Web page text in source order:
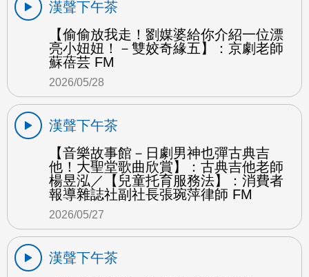
漢聲下午茶
【偷偷放我走！劉媒婆給你介紹一位漂
亮小妞妞！－雙姣奇緣五】：京劇老師
蘇蓓芸 FM
2026/05/28
漢聲下午茶
【音樂故事館－日劇男神也彈古典吉
他！大聖堂歌曲欣賞】：古典吉他老師
楊昱泓／【兒童托育服務法】：消費者
報導雜誌社副社長張琬萍律師 FM
2026/05/27
漢聲下午茶